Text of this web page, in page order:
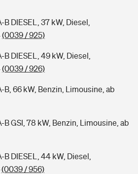
DIESEL, 37 kW, Diesel,
(0039 / 925)
B DIESEL, 49 kW, Diesel,
(0039 / 926)
B, 66 kW, Benzin, Limousine, ab
B GSI, 78 kW, Benzin, Limousine, ab
B DIESEL, 44 kW, Diesel,
(0039 / 956)